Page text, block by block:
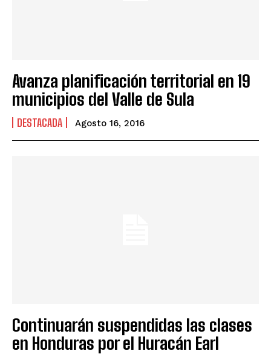
Avanza planificación territorial en 19
municipios del Valle de Sula
DESTACADA Agosto 16, 2016
Continuarán suspendidas las clases
en Honduras por el Huracán Earl